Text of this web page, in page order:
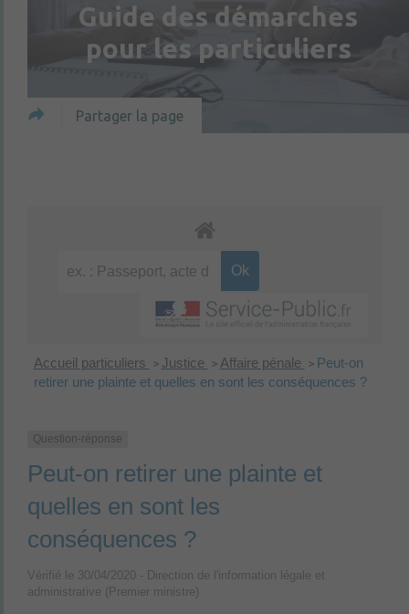
Guide des démarches
pour les particuliers
Partager la page
Accueil particuliers > Justice > Affaire pénale > Peut-on
retirer une plainte et quelles en sont les conséquences ?
Question-réponse
Peut-on retirer une plainte et
quelles en sont les
conséquences ?
Vérifié le 30/04/2020 - Direction de l'information légale et
administrative (Premier ministre)